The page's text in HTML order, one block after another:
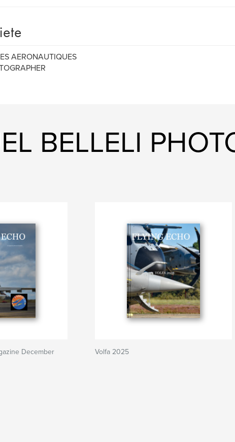
AERONAUTIQUES
BELLELI
December
Volfa 2025